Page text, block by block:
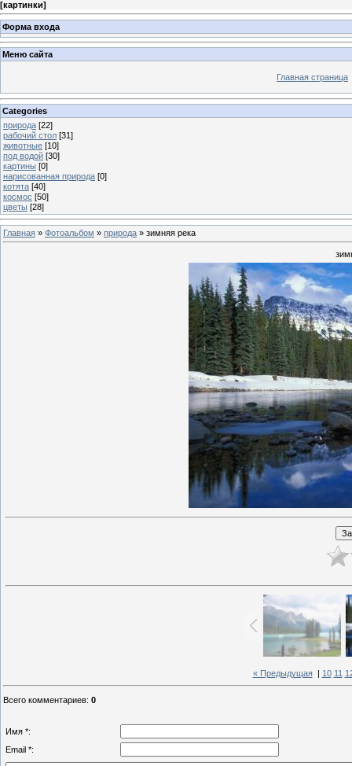
[картинки]
Форма входа
Меню сайта
Главная страница
Categories
природа [22]
рабочий стол [31]
животные [10]
под водой [30]
картины [0]
нарисованная природа [0]
котята [40]
космос [50]
цветы [28]
Главная » Фотоальбом » природа » зимняя река
« Предыдущая| 10 11
Всего комментариев: 0
Имя *:
Email *: